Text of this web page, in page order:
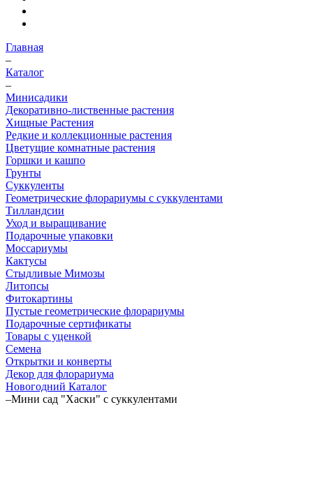
Главная
–
Каталог
–
Минисадики
Декоративно-лиственные растения
Хищные Растения
Редкие и коллекционные растения
Цветущие комнатные растения
Горшки и кашпо
Грунты
Суккуленты
Геометрические флорариумы с суккулентами
Тилландсии
Уход и выращивание
Подарочные упаковки
Моссариумы
Кактусы
Стыдливые Мимозы
Литопсы
Фитокартины
Пустые геометрические флорариумы
Подарочные сертификаты
Товары с уценкой
Семена
Открытки и конверты
Декор для флорариума
Новогодний Каталог
–Мини сад "Хаски" с суккулентами